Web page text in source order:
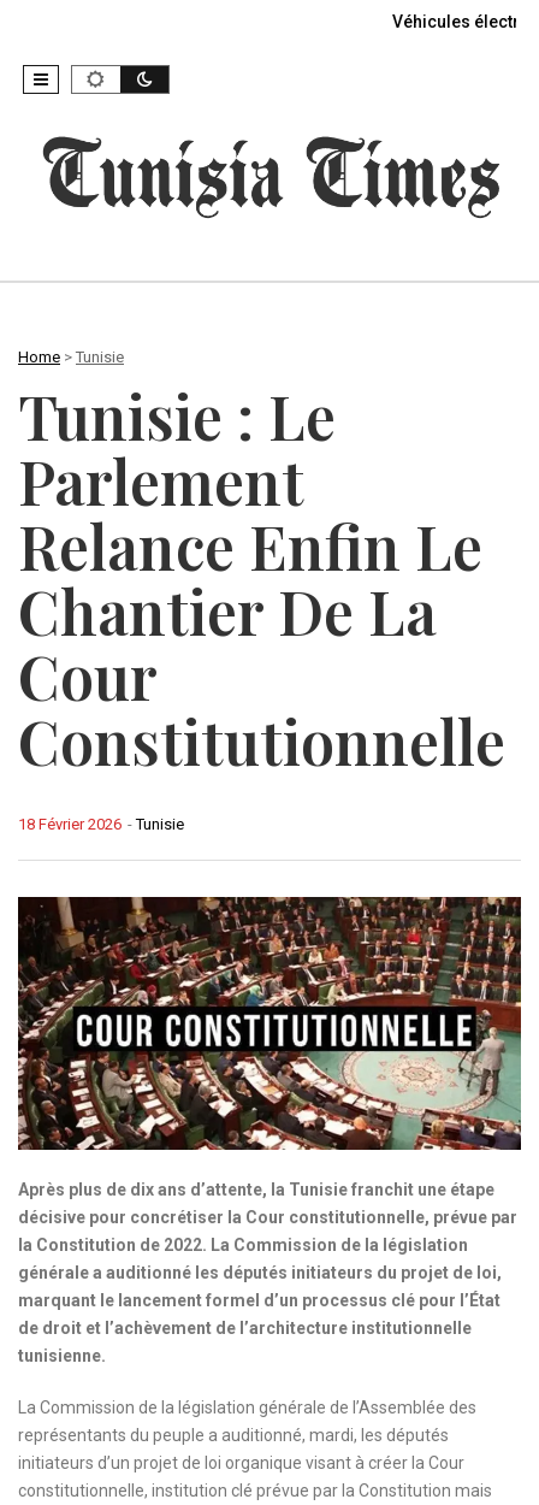
Véhicules
Home > Tunisie
Tunisie : Le
Parlement
Relance Enfin Le
Chantier De La
Cour
Constitutionnelle
-Tunisie
18 Février 2026
Après plus de dix ans d’attente, la Tunisie franchit une étape
décisive pour concrétiser la Cour constitutionnelle, prévue par
la Constitution de 2022. La Commission de la législation
générale a auditionné les députés initiateurs du projet de loi,
marquant le lancement formel d’un processus clé pour l’État
de droit et l’achèvement de l’architecture institutionnelle
tunisienne.
La Commission de la législation générale de l’Assemblée des
représentants du peuple a auditionné, mardi, les députés
initiateurs d’un projet de loi organique visant à créer la Cour
constitutionnelle, institution clé prévue par la Constitution mais